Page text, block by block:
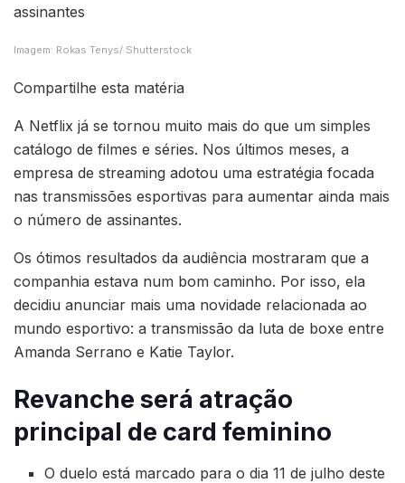
assinantes
Imagem: Rokas Tenys/ Shutterstock
Compartilhe esta matéria
A Netflix já se tornou muito mais do que um simples
catálogo de filmes e séries. Nos últimos meses, a
empresa de streaming adotou uma estratégia focada
nas transmissões esportivas para aumentar ainda mais
o número de assinantes.
Os ótimos resultados da audiência mostraram que a
companhia estava num bom caminho. Por isso, ela
decidiu anunciar mais uma novidade relacionada ao
mundo esportivo: a transmissão da luta de boxe entre
Amanda Serrano e Katie Taylor.
Revanche será atração
principal de card feminino
O duelo está marcado para o dia 11 de julho deste